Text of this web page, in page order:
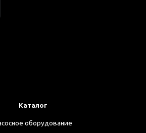
Каталог
оборудование